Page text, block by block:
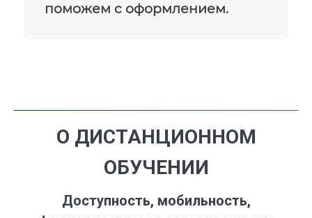
поможем с оформлением.
О ДИСТАНЦИОННОМ
ОБУЧЕНИИ
Доступность, мобильность,